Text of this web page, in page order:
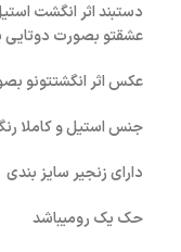
دستبند اثر انگشت
عشقتو بصورت دوتایی
عکس اثر انگشتتونو
جنس استیل و کاملا
دارای زنجیر سایز بندی
حک یک رو‌میباشد